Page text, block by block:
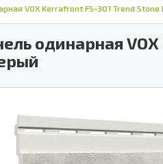
VOX Kerrafront FS-301 Trend
одинарная